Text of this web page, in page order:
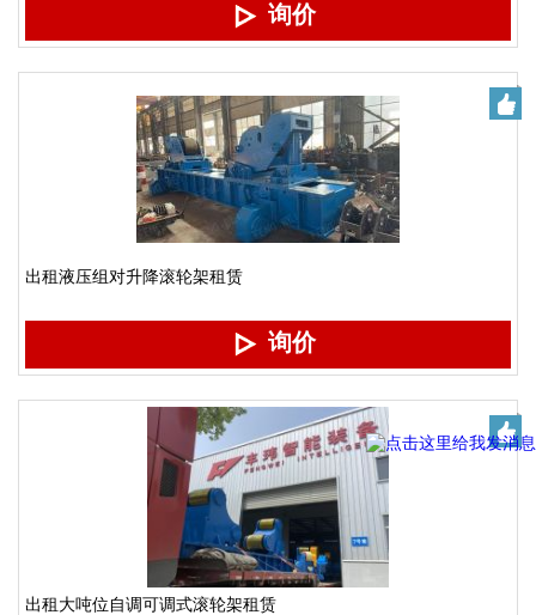
询价
出租液压组对升降滚轮架租赁
询价
出租大吨位自调可调式滚轮架租赁